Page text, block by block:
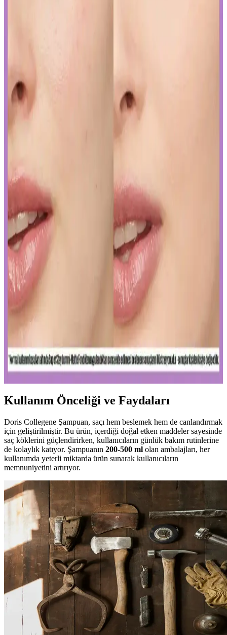
Yapay Zeka ile Kozmetik Sektöründe Yenilikler ve
Sunduğu Faydalar
Seçimi ve Uygulama Yöntemleri
Gözaltı kapatıcısı seçimi ve uygulama teknikleriyle doğal görünüm
yakalamak için hafif ürünler ve doğru uygulama yöntemleri
önemlidir. İnce katmanlar ve uygun tonlar ile göz altlarınızda doğal
parlaklık sağlayabilirsiniz.
Ağız Bakımı ve Hijyenin Temel Unsurları: Günlük
Diş Temizliği ve Koruyucu Ürünler
Diş macunu ve diş fırçası, ağız hijyeninin temel taşlarıdır. Florür
içeren ürünler dişleri güçlendirir, düzenli kullanım sağlıklı gülüşler
sağlar.
Uzun Süre Kalıcı ve Doğal Mat Fondötenler:
Günlük Kullanım İçin En İyi Seçenekler ve İpuçları
dayanıklı formülleriyle gün boyu tazelik sağlar. Cilt tipine uygun
seçenekler ve doğru uygulama ipuçlarıyla makyajınızı
mükemmelleştirin.
Kullanım Önceliği ve Faydaları
Doris Collegene Şampuan, saçı hem beslemek hem de canlandırmak
için geliştirilmiştir. Bu ürün, içerdiği doğal etken maddeler sayesinde
saç köklerini güçlendirirken, kullanıcıların günlük bakım rutinlerine
de kolaylık katıyor. Şampuanın 200-500 ml olan ambalajları, her
kullanımda yeterli miktarda ürün sunarak kullanıcıların
memnuniyetini artırıyor.